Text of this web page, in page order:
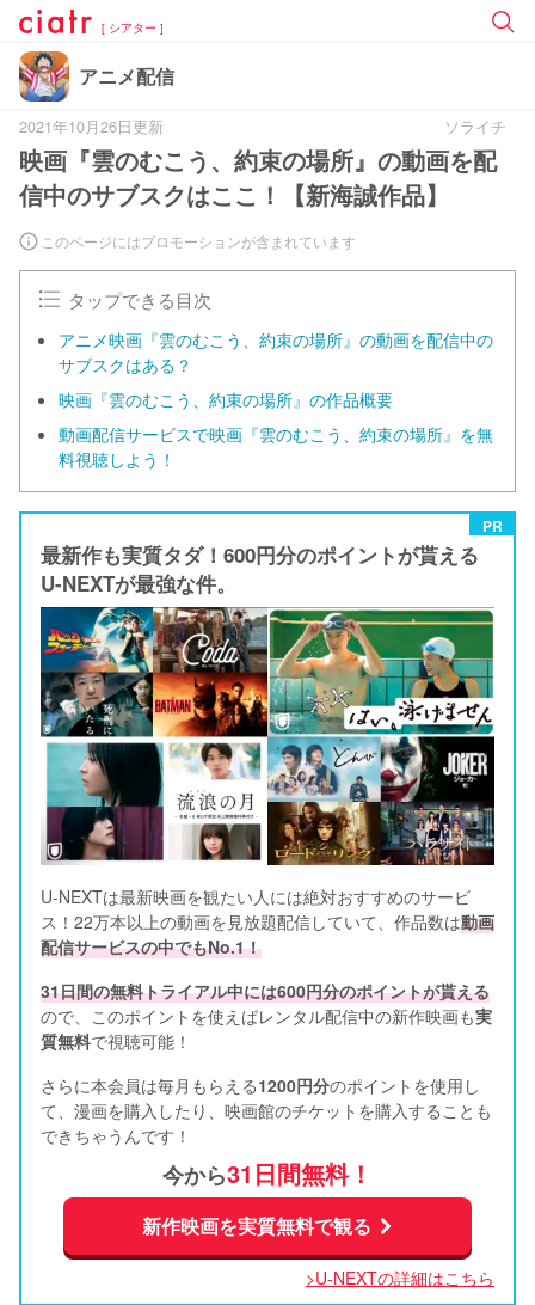
[ シアター ]
アニメ配信
2021年10月26日更新 ソライチ
映画『雲のむこう、約束の場所』の動画を配
信中のサブスクはここ！【新海誠作品】
このページにはプロモーションが含まれています
タップできる目次
アニメ映画『雲のむこう、約束の場所』の動画を配信中の
サブスクはある？
映画『雲のむこう、約束の場所』の作品概要
動画配信サービスで映画『雲のむこう、約束の場所』を無
料視聴しよう！
PR
最新作も実質タダ！600円分のポイントが貰える
U-NEXTが最強な件。
U-NEXTは最新映画を観たい人には絶対おすすめのサービ
ス！22万本以上の動画を見放題配信していて、作品数は動画
配信サービスの中でもNo.1！
31日間の無料トライアル中には600円分のポイントが貰える
ので、このポイントを使えばレンタル配信中の新作映画も実
質無料で視聴可能！
さらに本会員は毎月もらえる1200円分のポイントを使用し
て、漫画を購入したり、映画館のチケットを購入することも
できちゃうんです！
今から31日間無料！
新作映画を実質無料で観る
>U-NEXTの詳細はこちら